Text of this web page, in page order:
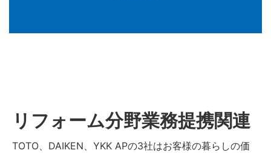
リフォーム分野業務提携関連
TOTO、DAIKEN、YKK APの3社はお客様の暮らしの価